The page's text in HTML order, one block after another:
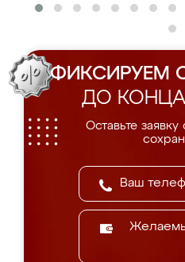
ФИКСИРУЕМ
ДО КОНЦА
Оставьте заявку